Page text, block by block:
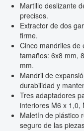
Martillo deslizante
precisos.
Extractor de dos
firme.
Cinco mandriles de
tamaños: 6x8 mm,
mm.
Mandril de
durabilidad y
Tres adaptadores
interiores M6 x 1,0,
Maletín de plástico
seguro de las